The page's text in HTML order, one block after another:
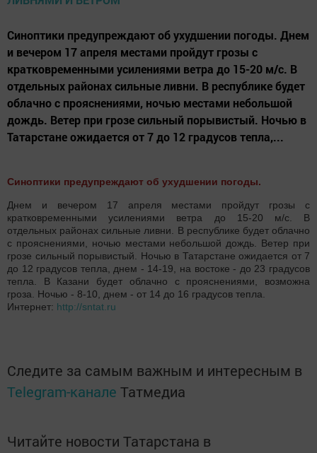
Синоптики предупреждают об ухудшении погоды. Днем
и вечером 17 апреля местами пройдут грозы с
кратковременными усилениями ветра до 15-20 м/с. В
отдельных районах сильные ливни. В республике будет
облачно с прояснениями, ночью местами небольшой
дождь. Ветер при грозе сильный порывистый. Ночью в
Татарстане ожидается от 7 до 12 градусов тепла,...
Синоптики предупреждают об ухудшении погоды.
Днем и вечером 17 апреля местами пройдут грозы с
кратковременными усилениями ветра до 15-20 м/с. В
отдельных районах сильные ливни. В республике будет облачно
с прояснениями, ночью местами небольшой дождь. Ветер при
грозе сильный порывистый. Ночью в Татарстане ожидается от 7
до 12 градусов тепла, днем - 14-19, на востоке - до 23 градусов
тепла. В Казани будет облачно с прояснениями, возможна
гроза. Ночью - 8-10, днем - от 14 до 16 градусов тепла.
Интернет: http://sntat.ru
Следите за самым важным и интересным в
Telegram-канале Татмедиа
Читайте новости Татарстана в